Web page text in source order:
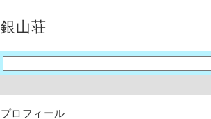
銀山荘
プロフィール